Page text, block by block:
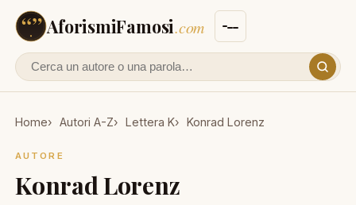
AforismiFamosi.com
Cerca un autore o un aforisma
Home Autori A-Z Lettera K Konrad Lorenz
AUTORE
Konrad Lorenz